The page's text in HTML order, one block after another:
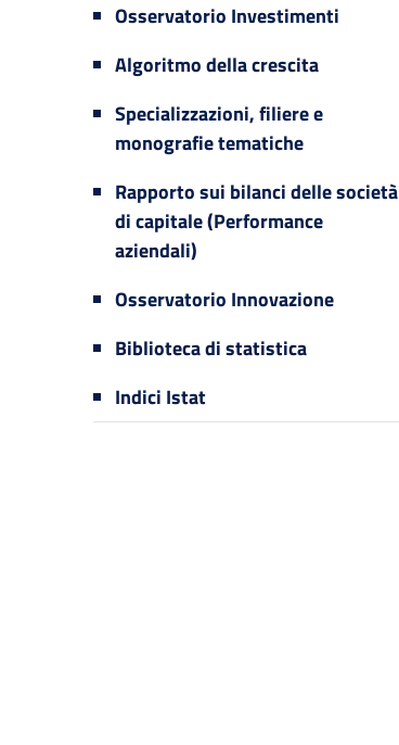
Osservatorio Investimenti
Algoritmo della crescita
Specializzazioni, filiere e
monografie tematiche
Rapporto sui bilanci delle società
di capitale (Performance
aziendali)
Osservatorio Innovazione
Biblioteca di statistica
Indici Istat